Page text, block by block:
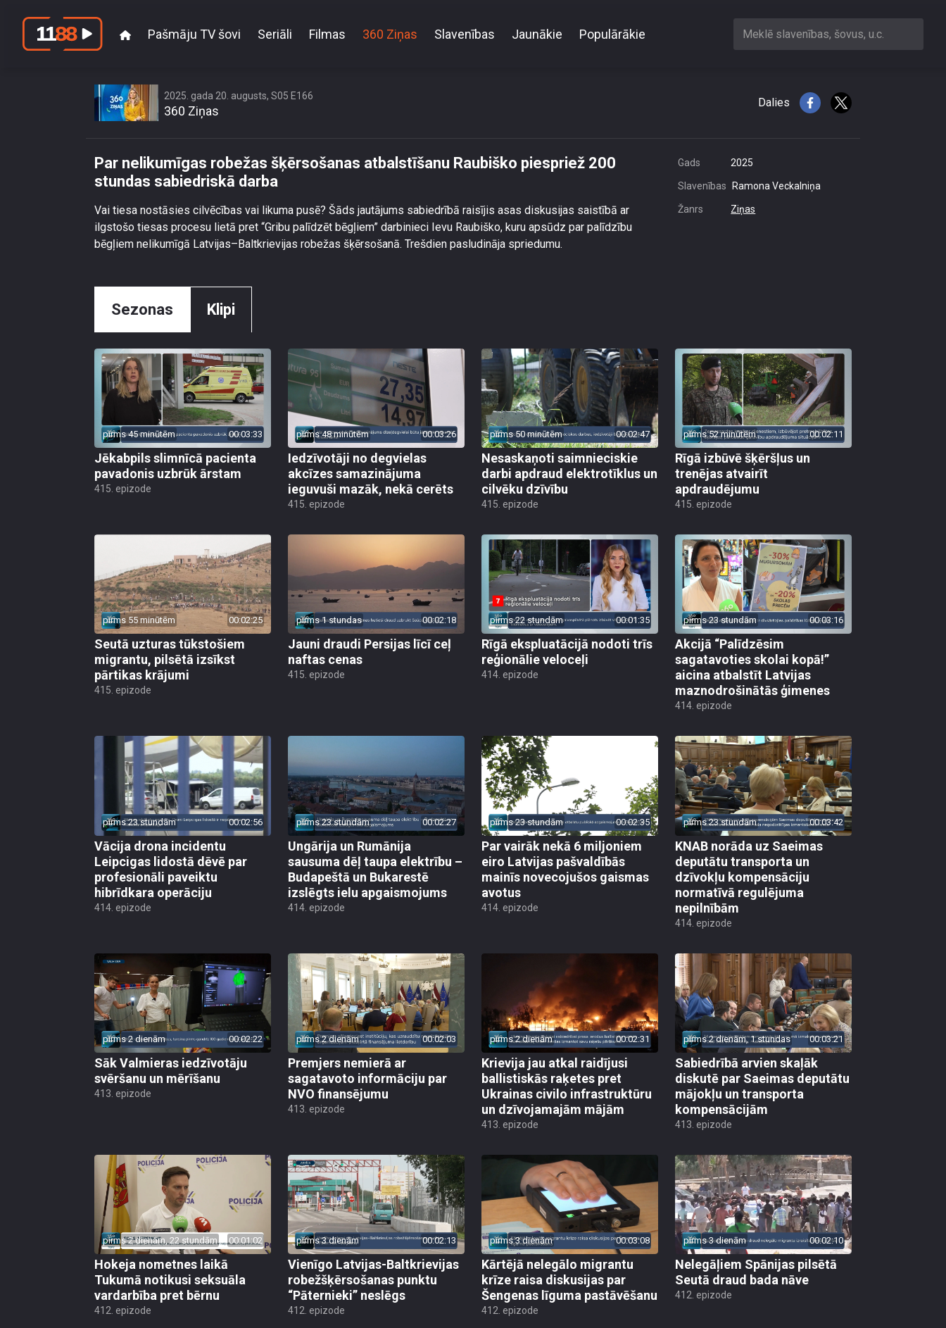
Pašmāju TV šovi Seriāli Filmas 360 Ziņas Slavenības Jaunākie Populārākie Meklē slavenības, šovus, u.c.
2025. gada 20. augusts, S05 E166
360 Ziņas
Dalies
Par nelikumīgas robežas šķērsošanas atbalstīšanu Raubiško piespriež 200
stundas sabiedriskā darba
Vai tiesa nostāsies cilvēcības vai likuma pusē? Šāds jautājums sabiedrībā raisījis asas diskusijas saistībā ar
ilgstošo tiesas procesu lietā pret “Gribu palīdzēt bēgļiem” darbinieci Ievu Raubiško, kuru apsūdz par palīdzību
bēgļiem nelikumīgā Latvijas–Baltkrievijas robežas šķērsošanā. Trešdien pasludināja spriedumu.
Gads 2025
Slavenības Ramona Veckalniņa
Žanrs Ziņas
Sezonas Klipi
pirms 45 minūtēm 00:03:33
Jēkabpils slimnīcā pacienta
pavadonis uzbrūk ārstam
415. epizode
pirms 48 minūtēm 00:03:26
Iedzīvotāji no degvielas
akcīzes samazinājuma
ieguvuši mazāk, nekā cerēts
415. epizode
pirms 50 minūtēm 00:02:47
Nesaskaņoti saimnieciskie
darbi apdraud elektrotīklus un
cilvēku dzīvību
415. epizode
pirms 52 minūtēm 00:02:11
Rīgā izbūvē šķēršļus un
trenējas atvairīt
apdraudējumu
415. epizode
pirms 55 minūtēm 00:02:25
Seutā uzturas tūkstošiem
migrantu, pilsētā izsīkst
pārtikas krājumi
415. epizode
pirms 1 stundas 00:02:18
Jauni draudi Persijas līcī ceļ
naftas cenas
415. epizode
pirms 22 stundām 00:01:35
Rīgā ekspluatācijā nodoti trīs
reģionālie veloceļi
414. epizode
pirms 23 stundām 00:03:16
Akcijā “Palīdzēsim
sagatavoties skolai kopā!”
aicina atbalstīt Latvijas
maznodrošinātās ģimenes
414. epizode
pirms 23 stundām 00:02:56
Vācija drona incidentu
Leipcigas lidostā dēvē par
profesionāli paveiktu
hibrīdkara operāciju
414. epizode
pirms 23 stundām 00:02:27
Ungārija un Rumānija
sausuma dēļ taupa elektrību –
Budapeštā un Bukarestē
izslēgts ielu apgaismojums
414. epizode
pirms 23 stundām 00:02:35
Par vairāk nekā 6 miljoniem
eiro Latvijas pašvaldībās
mainīs novecojušos gaismas
avotus
414. epizode
pirms 23 stundām 00:03:42
KNAB norāda uz Saeimas
deputātu transporta un
dzīvokļu kompensāciju
normatīvā regulējuma
nepilnībām
414. epizode
pirms 2 dienām 00:02:22
Sāk Valmieras iedzīvotāju
svēršanu un mērīšanu
413. epizode
pirms 2 dienām 00:02:03
Premjers nemierā ar
sagatavoto informāciju par
NVO finansējumu
413. epizode
pirms 2 dienām 00:02:31
Krievija jau atkal raidījusi
ballistiskās raķetes pret
Ukrainas civilo infrastruktūru
un dzīvojamajām mājām
413. epizode
pirms 2 dienām, 1 stundas 00:03:21
Sabiedrībā arvien skaļāk
diskutē par Saeimas deputātu
mājokļu un transporta
kompensācijām
413. epizode
pirms 2 dienām, 22 stundām 00:01:02
Hokeja nometnes laikā
Tukumā notikusi seksuāla
vardarbība pret bērnu
412. epizode
pirms 3 dienām 00:02:13
Vienīgo Latvijas-Baltkrievijas
robežšķērsošanas punktu
“Pāternieki” neslēgs
412. epizode
pirms 3 dienām 00:03:08
Kārtējā nelegālo migrantu
krīze raisa diskusijas par
Šengenas līguma pastāvēšanu
412. epizode
pirms 3 dienām 00:02:10
Nelegāļiem Spānijas pilsētā
Seutā draud bada nāve
412. epizode